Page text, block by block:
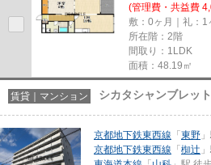
(管理費・共益費
敷：0ヶ月｜礼：1
所在階：2階
間取り：1LDK
面積：48.19㎡
賃貸｜マンション シカタシャンブレッ
京都地下鉄東西線 「 東野
京都地下鉄東西線 「 椥辻